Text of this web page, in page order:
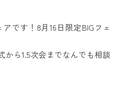
です！8月16日限定BIGフェ
から1.5次会までなんでも相談